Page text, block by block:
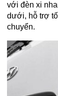
với đèn xi
dưới, hỗ trợ
chuyển.